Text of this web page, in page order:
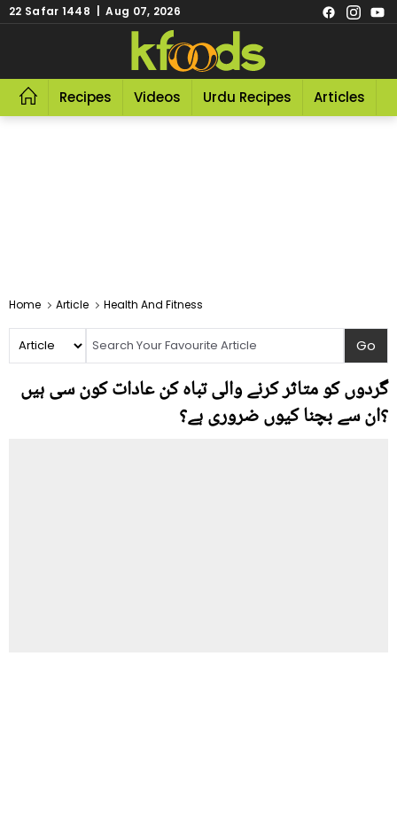
22 Safar 1448 | Aug 07, 2026
Recipes Videos Urdu Recipes Articles
Home Article Health And Fitness
گردوں کو متاثر کرنے والی تباہ کن عادات کون سی ہیں
؟ان سے بچنا کیوں ضروری ہے؟